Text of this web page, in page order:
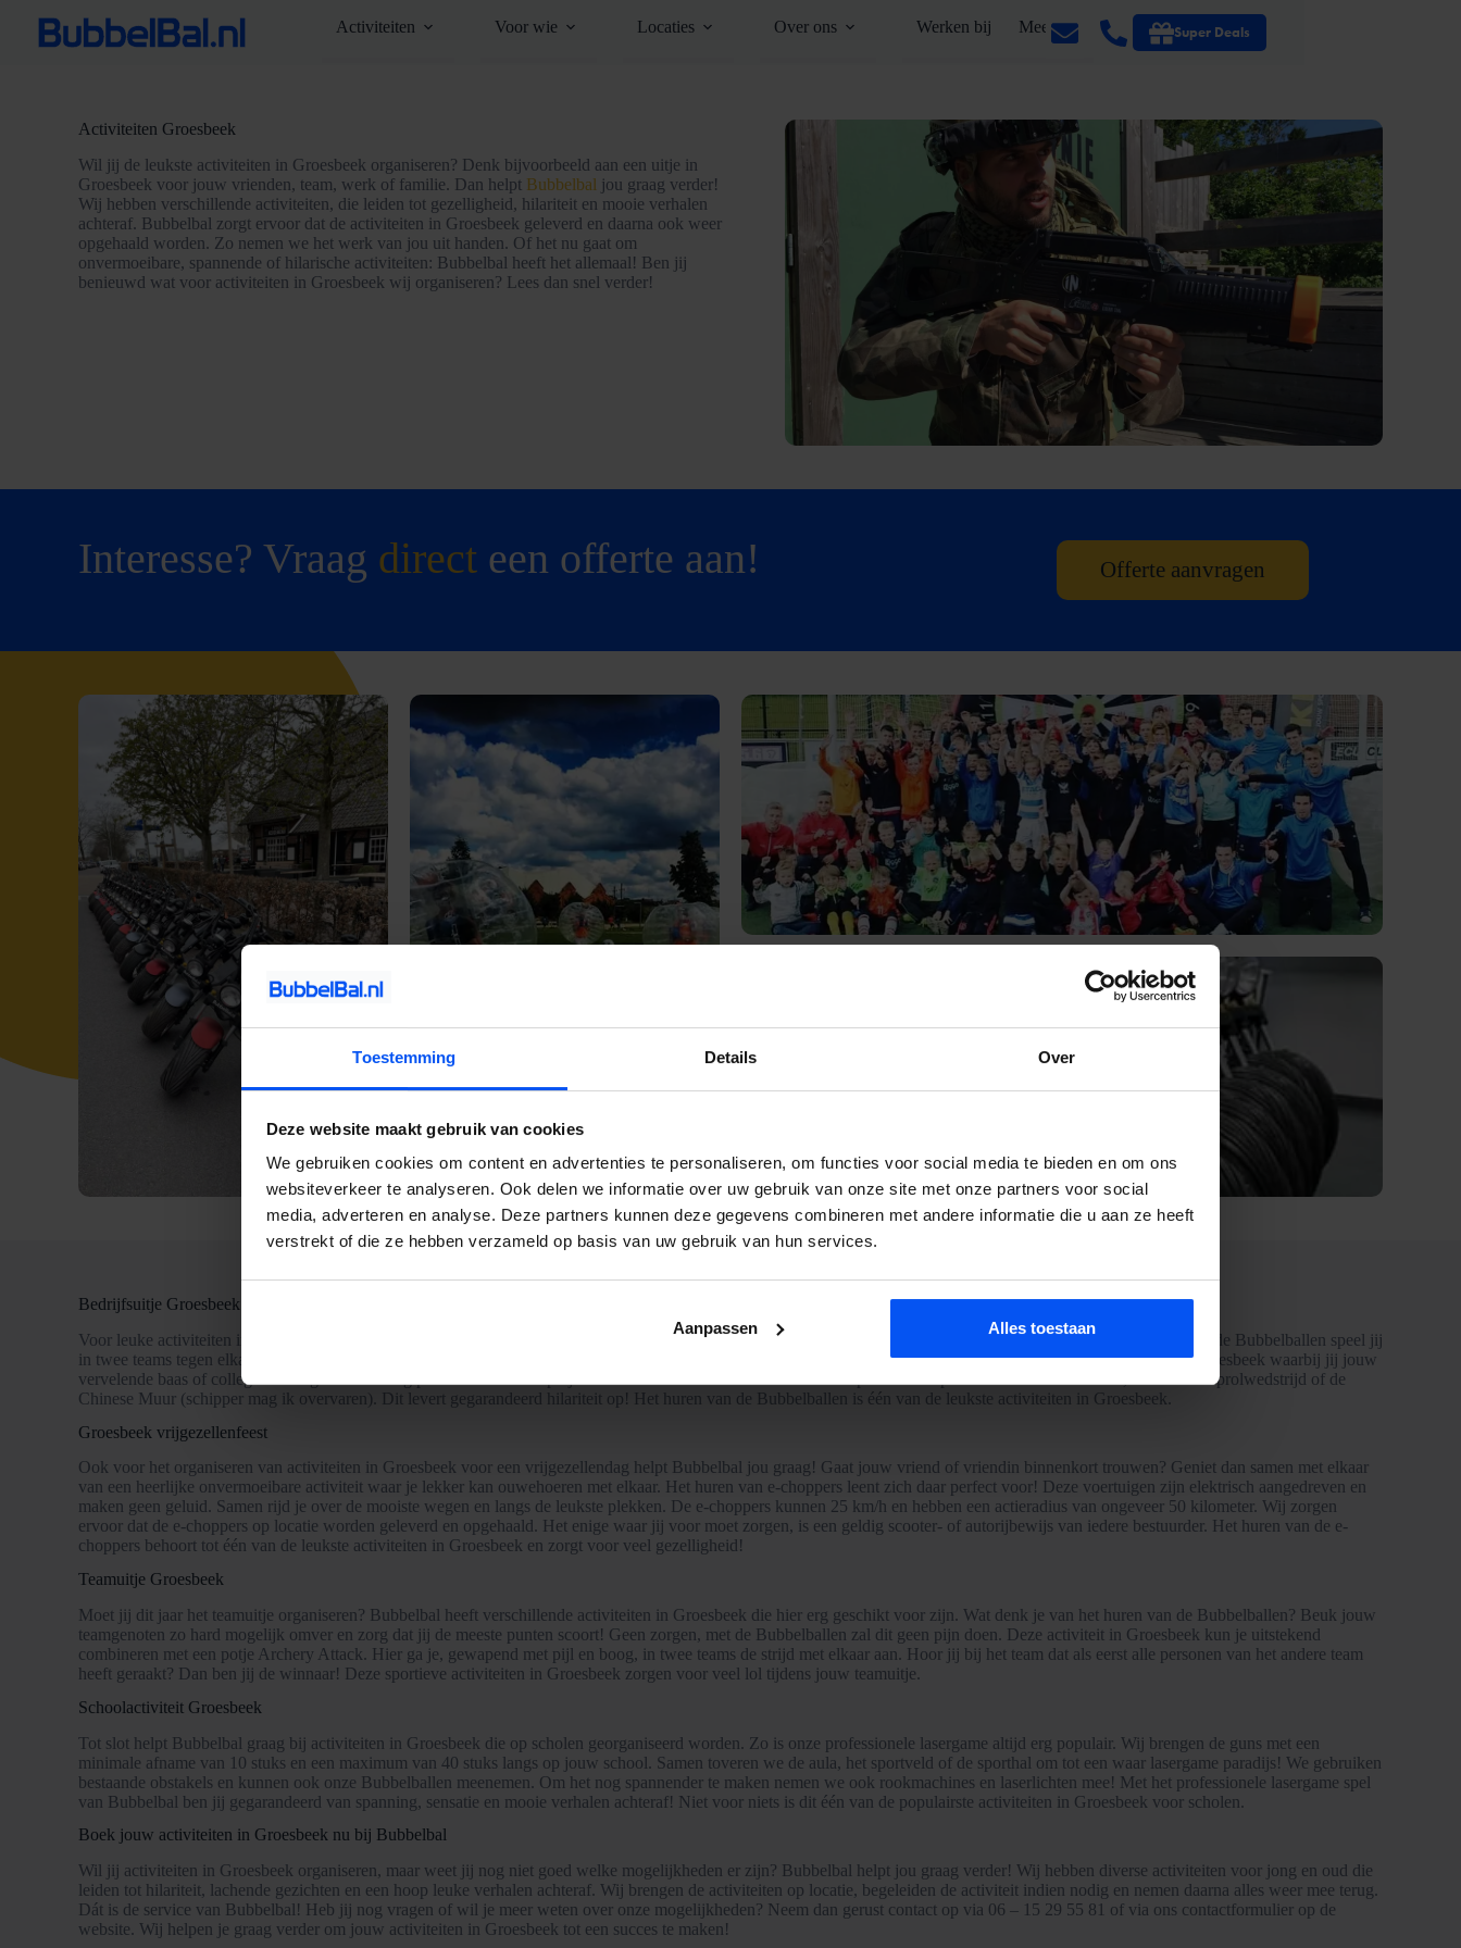
Toestemming Details Over
Deze website maakt gebruik van cookies
We gebruiken cookies om content en advertenties te personaliseren, om functies voor social media te bieden en om ons
websiteverkeer te analyseren. Ook delen we informatie over uw gebruik van onze site met onze partners voor social
media, adverteren en analyse. Deze partners kunnen deze gegevens combineren met andere informatie die u aan ze heeft
verstrekt of die ze hebben verzameld op basis van uw gebruik van hun services.
Aanpassen Alles toestaan
Activiteiten Voor wie Locaties Over ons Werken bij Meer Super Deals
Activiteiten Groesbeek
Wil jij de leukste activiteiten in Groesbeek organiseren? Denk bijvoorbeeld aan een uitje in
Groesbeek voor jouw vrienden, team, werk of familie. Dan helpt Bubbelbal jou graag verder!
Wij hebben verschillende activiteiten, die leiden tot gezelligheid, hilariteit en mooie verhalen
achteraf. Bubbelbal zorgt ervoor dat de activiteiten in Groesbeek geleverd en daarna ook weer
opgehaald worden. Zo nemen we het werk van jou uit handen. Of het nu gaat om
onvermoeibare, spannende of hilarische activiteiten: Bubbelbal heeft het allemaal! Ben jij
benieuwd wat voor activiteiten in Groesbeek wij organiseren? Lees dan snel verder!
Interesse? Vraag direct een offerte aan! Offerte aanvragen
Bedrijfsuitje Groesbeek
Voor leuke activiteiten in Groesbeek voor een bedrijfsuitje ben je bij Bubbelbal aan het goede adres! Wat denk je van het huren van onze bekende Bubbelballen? Met de Bubbelballen speel jij
in twee teams tegen elkaar Bubbelvoetbal. Wie de meeste doelpunten scoort, wint. Maar pas op dat je niet omver wordt gebeukt! Ook is dit de perfecte activiteit in Groesbeek waarbij jij jouw
vervelende baas of collega’s eens goed kan terug pakken. Naast een potje Bubbelvoetbal kunnen we ook andere spelvormen spelen met de Bubbelballen, zoals een koprolwedstrijd of de
Chinese Muur (schipper mag ik overvaren). Dit levert gegarandeerd hilariteit op! Het huren van de Bubbelballen is één van de leukste activiteiten in Groesbeek.
Groesbeek vrijgezellenfeest
Ook voor het organiseren van activiteiten in Groesbeek voor een vrijgezellendag helpt Bubbelbal jou graag! Gaat jouw vriend of vriendin binnenkort trouwen? Geniet dan samen met elkaar
van een heerlijke onvermoeibare activiteit waar je lekker kan ouwehoeren met elkaar. Het huren van e-choppers leent zich daar perfect voor! Deze voertuigen zijn elektrisch aangedreven en
maken geen geluid. Samen rijd je over de mooiste wegen en langs de leukste plekken. De e-choppers kunnen 25 km/h en hebben een actieradius van ongeveer 50 kilometer. Wij zorgen
ervoor dat de e-choppers op locatie worden geleverd en opgehaald. Het enige waar jij voor moet zorgen, is een geldig scooter- of autorijbewijs van iedere bestuurder. Het huren van de e-
choppers behoort tot één van de leukste activiteiten in Groesbeek en zorgt voor veel gezelligheid!
Teamuitje Groesbeek
Moet jij dit jaar het teamuitje organiseren? Bubbelbal heeft verschillende activiteiten in Groesbeek die hier erg geschikt voor zijn. Wat denk je van het huren van de Bubbelballen? Beuk jouw
teamgenoten zo hard mogelijk omver en zorg dat jij de meeste punten scoort! Geen zorgen, met de Bubbelballen zal dit geen pijn doen. Deze activiteit in Groesbeek kun je uitstekend
combineren met een potje Archery Attack. Hier ga je, gewapend met pijl en boog, in twee teams de strijd met elkaar aan. Hoor jij bij het team dat als eerst alle personen van het andere team
heeft geraakt? Dan ben jij de winnaar! Deze sportieve activiteiten in Groesbeek zorgen voor veel lol tijdens jouw teamuitje.
Schoolactiviteit Groesbeek
Tot slot helpt Bubbelbal graag bij activiteiten in Groesbeek die op scholen georganiseerd worden. Zo is onze professionele lasergame altijd erg populair. Wij brengen de guns met een
minimale afname van 10 stuks en een maximum van 40 stuks langs op jouw school. Samen toveren we de aula, het sportveld of de sporthal om tot een waar lasergame paradijs! We gebruiken
bestaande obstakels en kunnen ook onze Bubbelballen meenemen. Om het nog spannender te maken nemen we ook rookmachines en laserlichten mee! Met het professionele lasergame spel
van Bubbelbal ben jij gegarandeerd van spanning, sensatie en mooie verhalen achteraf! Niet voor niets is dit één van de populairste activiteiten in Groesbeek voor scholen.
Boek jouw activiteiten in Groesbeek nu bij Bubbelbal
Wil jij activiteiten in Groesbeek organiseren, maar weet jij nog niet goed welke mogelijkheden er zijn? Bubbelbal helpt jou graag verder! Wij hebben diverse activiteiten voor jong en oud die
leiden tot hilariteit, lachende gezichten en een hoop leuke verhalen achteraf. Wij brengen de activiteiten op locatie, begeleiden de activiteit indien nodig en nemen daarna alles weer mee terug.
Dát is de service van Bubbelbal! Heb jij nog vragen of wil je meer weten over onze mogelijkheden? Neem dan gerust contact op via 06 – 15 29 55 81 of via ons contactformulier op de
website. Wij helpen je graag verder om jouw activiteiten in Groesbeek tot een succes te maken!